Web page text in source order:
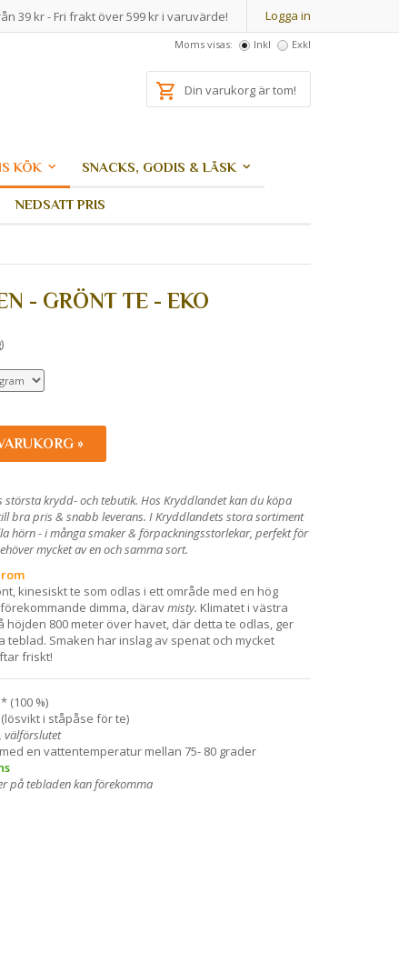
Logga in
39 kr - Fri frakt över 599 kr i varuvärde!
Moms visas: Inkl Exkl
Din varukorg är tom!
KÖK SNACKS, GODIS & LÄSK
NEDSATT PRIS
- GRÖNT TE - EKO
»
största krydd- och tebutik. Hos Kryddlandet kan du köpa
bra pris & snabb leverans. I Kryddlandets stora sortiment
hörn - i många smaker & förpackningsstorlekar, perfekt för
mycket av en och samma sort.
kinesiskt te som odlas i ett område med en hög
dimma, däravmisty. Klimatet i västra
höjden 800 meter över havet, där detta te odlas, ger
teblad. Smaken har inslag av spenat och mycket
friskt!
(100 %)
i ståpåse för te)
välförslutet
en vattentemperatur mellan 75- 80 grader
på tebladen kan förekomma